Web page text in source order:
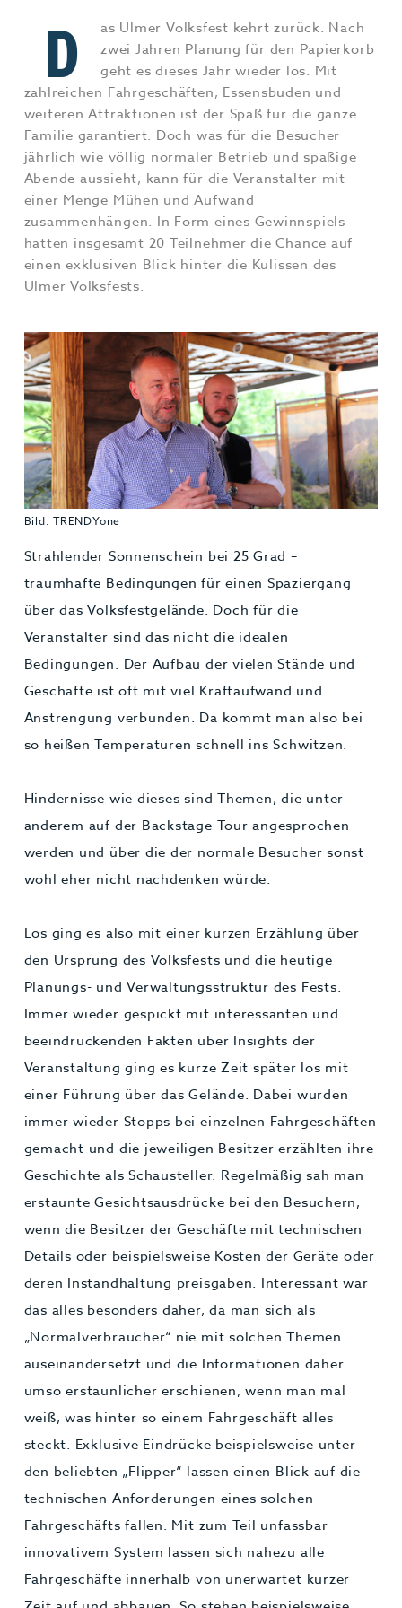
D
as Ulmer Volksfest kehrt zurück. Nach
zwei Jahren Planung für den Papierkorb
geht es dieses Jahr wieder los. Mit
zahlreichen Fahrgeschäften, Essensbuden und
weiteren Attraktionen ist der Spaß für die ganze
Familie garantiert. Doch was für die Besucher
jährlich wie völlig normaler Betrieb und spaßige
Abende aussieht, kann für die Veranstalter mit
einer Menge Mühen und Aufwand
zusammenhängen. In Form eines Gewinnspiels
hatten insgesamt 20 Teilnehmer die Chance auf
einen exklusiven Blick hinter die Kulissen des
Ulmer Volksfests.
Bild: TRENDYone
Strahlender Sonnenschein bei 25 Grad –
traumhafte Bedingungen für einen Spaziergang
über das Volksfestgelände. Doch für die
Veranstalter sind das nicht die idealen
Bedingungen. Der Aufbau der vielen Stände und
Geschäfte ist oft mit viel Kraftaufwand und
Anstrengung verbunden. Da kommt man also bei
so heißen Temperaturen schnell ins Schwitzen.
Hindernisse wie dieses sind Themen, die unter
anderem auf der Backstage Tour angesprochen
werden und über die der normale Besucher sonst
wohl eher nicht nachdenken würde.
Los ging es also mit einer kurzen Erzählung über
den Ursprung des Volksfests und die heutige
Planungs- und Verwaltungsstruktur des Fests.
Immer wieder gespickt mit interessanten und
beeindruckenden Fakten über Insights der
Veranstaltung ging es kurze Zeit später los mit
einer Führung über das Gelände. Dabei wurden
immer wieder Stopps bei einzelnen Fahrgeschäften
gemacht und die jeweiligen Besitzer erzählten ihre
Geschichte als Schausteller. Regelmäßig sah man
erstaunte Gesichtsausdrücke bei den Besuchern,
wenn die Besitzer der Geschäfte mit technischen
Details oder beispielsweise Kosten der Geräte oder
deren Instandhaltung preisgaben. Interessant war
das alles besonders daher, da man sich als
„Normalverbraucher“ nie mit solchen Themen
auseinandersetzt und die Informationen daher
umso erstaunlicher erschienen, wenn man mal
weiß, was hinter so einem Fahrgeschäft alles
steckt. Exklusive Eindrücke beispielsweise unter
den beliebten „Flipper“ lassen einen Blick auf die
technischen Anforderungen eines solchen
Fahrgeschäfts fallen. Mit zum Teil unfassbar
innovativem System lassen sich nahezu alle
Fahrgeschäfte innerhalb von unerwartet kurzer